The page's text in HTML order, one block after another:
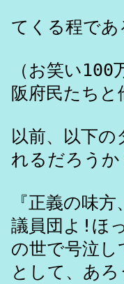
てくる程であ
（お笑い
阪府民たち
以前、以下
れるだろうか
『正義の味
議員団よ!ほ
の世で号泣
として、あ